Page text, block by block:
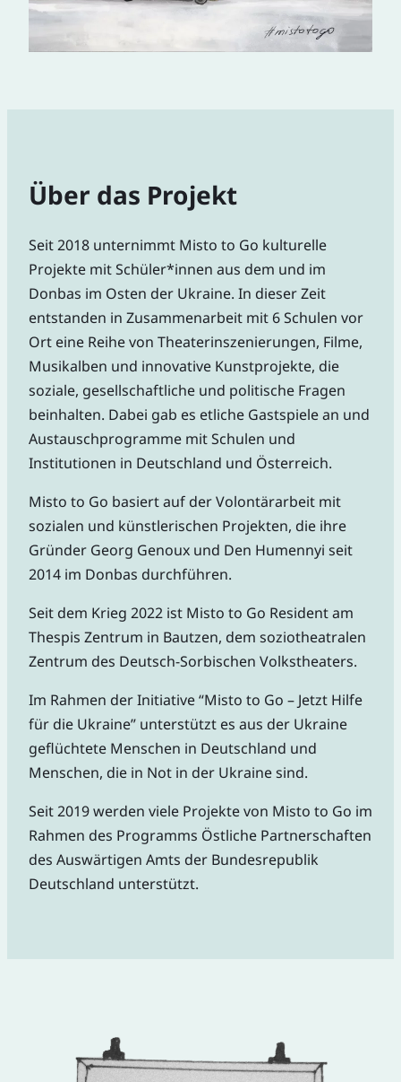
Über das Projekt
Seit 2018 unternimmt Misto to Go kulturelle
Projekte mit Schüler*innen aus dem und im
Donbas im Osten der Ukraine. In dieser Zeit
entstanden in Zusammenarbeit mit 6 Schulen vor
Ort eine Reihe von Theaterinszenierungen, Filme,
Musikalben und innovative Kunstprojekte, die
soziale, gesellschaftliche und politische Fragen
beinhalten. Dabei gab es etliche Gastspiele an und
Austauschprogramme mit Schulen und
Institutionen in Deutschland und Österreich.
Misto to Go basiert auf der Volontärarbeit mit
sozialen und künstlerischen Projekten, die ihre
Gründer Georg Genoux und Den Humennyi seit
2014 im Donbas durchführen.
Seit dem Krieg 2022 ist Misto to Go Resident am
Thespis Zentrum in Bautzen, dem soziotheatralen
Zentrum des Deutsch-Sorbischen Volkstheaters.
Im Rahmen der Initiative “Misto to Go – Jetzt Hilfe
für die Ukraine” unterstützt es aus der Ukraine
geflüchtete Menschen in Deutschland und
Menschen, die in Not in der Ukraine sind.
Seit 2019 werden viele Projekte von Misto to Go im
Rahmen des Programms Östliche Partnerschaften
des Auswärtigen Amts der Bundesrepublik
Deutschland unterstützt.